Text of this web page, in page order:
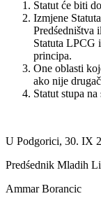
Statut će biti
Izmjene
Predśedništva
Statuta LPCG
principa.
One oblasti
ako nije
Statut stupa
U
Predśednik Mladih
Ammar Borancic